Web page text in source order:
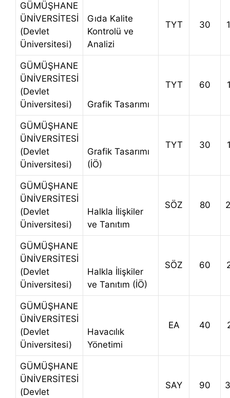
GÜMÜŞHANE
ÜNİVERSİTESİ
(Devlet
Üniversitesi)
Gıda Kalite
Kontrolü ve
Analizi
TYT 30
GÜMÜŞHANE
ÜNİVERSİTESİ
(Devlet
Üniversitesi)
Grafik Tasarımı
TYT 60
GÜMÜŞHANE
ÜNİVERSİTESİ
(Devlet
Üniversitesi)
Grafik Tasarımı
(İÖ)
TYT 30
GÜMÜŞHANE
ÜNİVERSİTESİ
(Devlet
Üniversitesi)
Halkla İlişkiler
ve Tanıtım
SÖZ 80
GÜMÜŞHANE
ÜNİVERSİTESİ
(Devlet
Üniversitesi)
Halkla İlişkiler
ve Tanıtım (İÖ)
SÖZ 60
GÜMÜŞHANE
ÜNİVERSİTESİ
(Devlet
Üniversitesi)
Havacılık
Yönetimi
EA 40
GÜMÜŞHANE
ÜNİVERSİTESİ
(Devlet
SAY 90